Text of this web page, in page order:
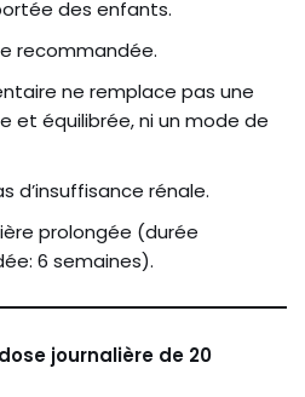
des enfants.
recommandée.
ne remplace pas une
et équilibrée, ni un mode de
d’insuffisance rénale.
prolongée (durée
6 semaines).
journalière de 20